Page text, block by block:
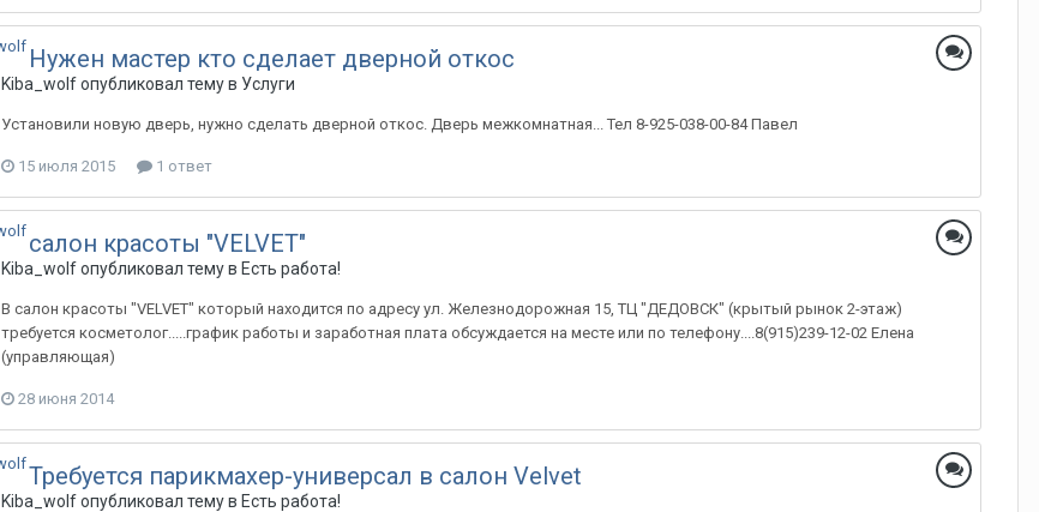
Нужен мастер кто сделает дверной откос
Kiba_wolfопубликовал тему в Услуги
Установили новую дверь, нужно сделать дверной откос. Дверь межкомнатная... Тел 8-925-038-00-84 Павел
15 июля 2015 1 ответ
салон красоты "VELVET"
Kiba_wolfопубликовал тему в Есть работа!
В салон красоты "VELVET" который находится по адресу ул. Железнодорожная 15, ТЦ "ДЕДОВСК" (крытый рынок 2-этаж)
требуется косметолог.....график работы и заработная плата обсуждается на месте или по телефону....8(915)239-12-02 Елена
(управляющая)
28 июня 2014
Требуется парикмахер-универсал в салон Velvet
Kiba_wolfопубликовал тему в Есть работа!